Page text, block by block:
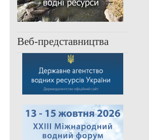
Веб-представництва